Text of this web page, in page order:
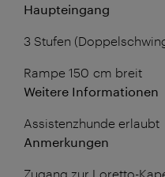
Haupteingang
3 Stufen
Rampe 150 cm breit
Weitere Informationen
Assistenzhunde erlaubt
Anmerkungen
Zugang zur Loretto-